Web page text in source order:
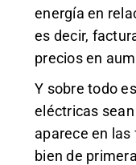
energía en
es decir,
precios en
Y sobre todo
eléctricas
aparece en
bien de